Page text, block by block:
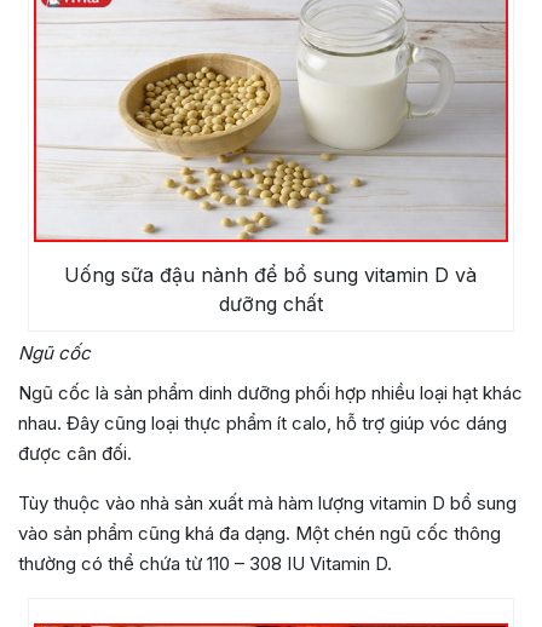
Uống sữa đậu nành để bổ sung vitamin D và
dưỡng chất
Ngũ cốc
Ngũ cốc là sản phẩm dinh dưỡng phối hợp nhiều loại hạt khác
nhau. Đây cũng loại thực phẩm ít calo, hỗ trợ giúp vóc dáng
được cân đối.
Tùy thuộc vào nhà sản xuất mà hàm lượng vitamin D bổ sung
vào sản phẩm cũng khá đa dạng. Một chén ngũ cốc thông
thường có thể chứa từ 110 – 308 IU Vitamin D.